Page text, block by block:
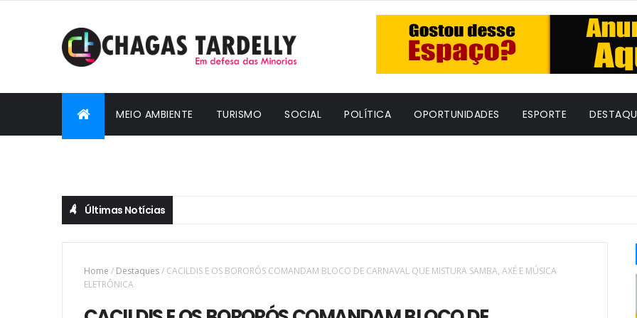
MEIO AMBIENTE TURISMO SOCIAL POLÍTICA OPORTUNIDADES ESPORTE
Últimas Notícias
Home / Destaques/ CACILDIS E OS BORORÓS COMANDAM BLOCO DE CARNAVAL QUE MISTURA SAMBA, AXÉ E MÚSICA
ELETRÔNICA